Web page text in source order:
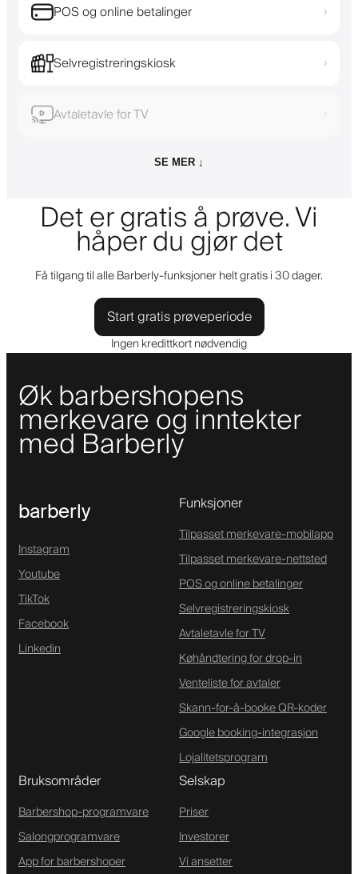
POS og online betalinger ›
Selvregistreringskiosk ›
Avtaletavle for TV ›
SE MER ↓
Det er gratis å prøve. Vi
håper du gjør det
Få tilgang til alle Barberly-funksjoner helt gratis i 30 dager.
Start gratis prøveperiode
Ingen kredittkort nødvendig
Øk barbershopens
merkevare og inntekter
med Barberly
barberly
Instagram
Youtube
TikTok
Facebook
Linkedin
Funksjoner
Tilpasset merkevare-mobilapp
Tilpasset merkevare-nettsted
POS og online betalinger
Selvregistreringskiosk
Avtaletavle for TV
Køhåndtering for drop-in
Venteliste for avtaler
Skann-for-å-booke QR-koder
Google booking-integrasjon
Lojalitetsprogram
Bruksområder
Barbershop-programvare
Salongprogramvare
App for barbershoper
Selskap
Priser
Investorer
Vi ansetter